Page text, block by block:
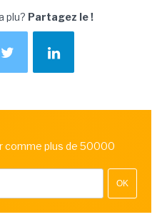
plu? Partagez le !
comme plus de 50000
OK